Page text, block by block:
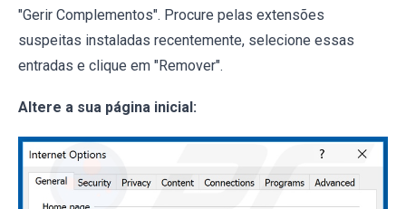
"Gerir Complementos". Procure pelas extensões
suspeitas instaladas recentemente, selecione essas
entradas e clique em "Remover".
Altere a sua página inicial: